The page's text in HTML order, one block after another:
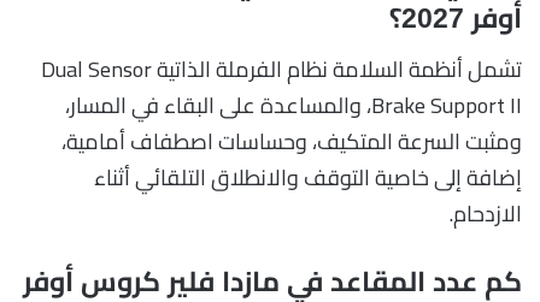
أوفر 2027؟
تشمل أنظمة السلامة نظام الفرملة الذاتية Dual Sensor
Brake Support II، والمساعدة على البقاء في المسار،
ومثبت السرعة المتكيف، وحساسات اصطفاف أمامية،
إضافة إلى خاصية التوقف والانطلاق التلقائي أثناء
الازدحام.
كم عدد المقاعد في مازدا فلير كروس أوفر